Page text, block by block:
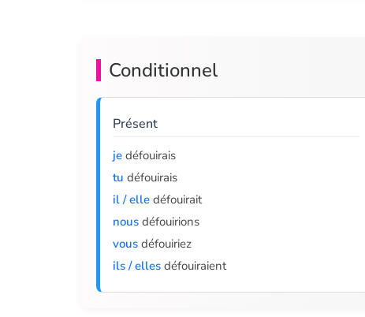
Conditionnel
Présent
je défouirais
tu défouirais
il / elle défouirait
nous défouirions
vous défouiriez
ils / elles défouiraient